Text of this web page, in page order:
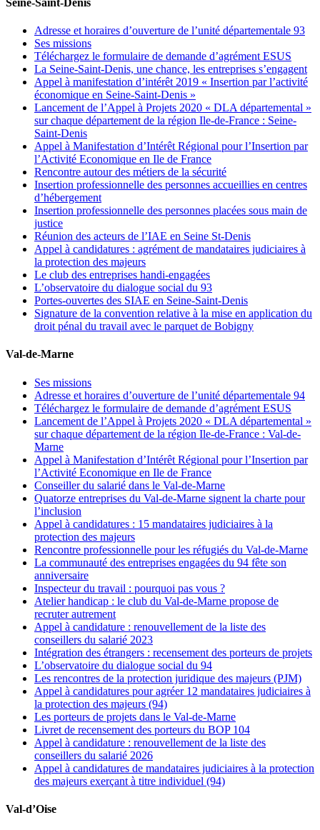
Adresse et horaires d’ouverture de l’unité départementale 93
Ses missions
Téléchargez le formulaire de demande d’agrément ESUS
La Seine-Saint-Denis, une chance, les entreprises s’engagent
Appel à manifestation d’intérêt 2019 « Insertion par l’activité
économique en Seine-Saint-Denis »
Lancement de l’Appel à Projets 2020 « DLA départemental »
sur chaque département de la région Ile-de-France : Seine-
Saint-Denis
Appel à Manifestation d’Intérêt Régional pour l’Insertion par
l’Activité Economique en Ile de France
Rencontre autour des métiers de la sécurité
Insertion professionnelle des personnes accueillies en centres
d’hébergement
Insertion professionnelle des personnes placées sous main de
justice
Réunion des acteurs de l’IAE en Seine St-Denis
Appel à candidatures : agrément de mandataires judiciaires à
la protection des majeurs
Le club des entreprises handi-engagées
L’observatoire du dialogue social du 93
Portes-ouvertes des SIAE en Seine-Saint-Denis
Signature de la convention relative à la mise en application du
droit pénal du travail avec le parquet de Bobigny
Val-de-Marne
Ses missions
Adresse et horaires d’ouverture de l’unité départementale 94
Téléchargez le formulaire de demande d’agrément ESUS
Lancement de l’Appel à Projets 2020 « DLA départemental »
sur chaque département de la région Ile-de-France : Val-de-
Marne
Appel à Manifestation d’Intérêt Régional pour l’Insertion par
l’Activité Economique en Ile de France
Conseiller du salarié dans le Val-de-Marne
Quatorze entreprises du Val-de-Marne signent la charte pour
l’inclusion
Appel à candidatures : 15 mandataires judiciaires à la
protection des majeurs
Rencontre professionnelle pour les réfugiés du Val-de-Marne
La communauté des entreprises engagées du 94 fête son
anniversaire
Inspecteur du travail : pourquoi pas vous ?
Atelier handicap : le club du Val-de-Marne propose de
recruter autrement
Appel à candidature : renouvellement de la liste des
conseillers du salarié 2023
Intégration des étrangers : recensement des porteurs de projets
L’observatoire du dialogue social du 94
Les rencontres de la protection juridique des majeurs (PJM)
Appel à candidatures pour agréer 12 mandataires judiciaires à
la protection des majeurs (94)
Les porteurs de projets dans le Val-de-Marne
Livret de recensement des porteurs du BOP 104
Appel à candidature : renouvellement de la liste des
conseillers du salarié 2026
Appel à candidatures de mandataires judiciaires à la protection
des majeurs exerçant à titre individuel (94)
Val-d’Oise